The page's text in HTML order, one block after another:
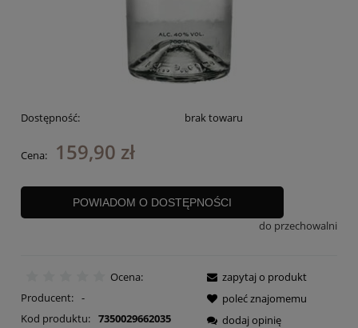
Dostępność: brak towaru
Cena: 159,90 zł
POWIADOM O DOSTĘPNOŚCI
do przechowalni
Ocena:
Producent: -
Kod produktu: 7350029662035
zapytaj o produkt
poleć znajomemu
dodaj opinię